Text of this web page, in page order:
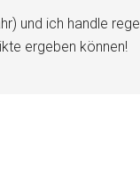
und ich handle
ergeben können!